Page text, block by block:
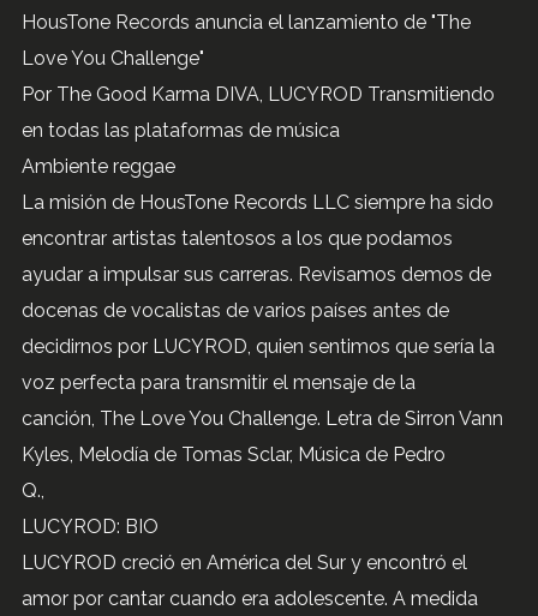
HousTone Records anuncia el lanzamiento de "The
Love You Challenge"
Por The Good Karma DIVA, LUCYROD Transmitiendo
en todas las plataformas de música
Ambiente reggae
La misión de HousTone Records LLC siempre ha sido
encontrar artistas talentosos a los que podamos
ayudar a impulsar sus carreras. Revisamos demos de
docenas de vocalistas de varios países antes de
decidirnos por LUCYROD, quien sentimos que sería la
voz perfecta para transmitir el mensaje de la
canción, The Love You Challenge. Letra de Sirron Vann
Kyles, Melodía de Tomas Sclar, Música de Pedro
Q.,
LUCYROD: BIO
LUCYROD creció en América del Sur y encontró el
amor por cantar cuando era adolescente. A medida